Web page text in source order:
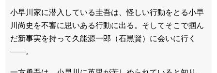
小早川家に潜入している圭吾は、怪しい行動をとる小早
川尚史を不審に思いある行動に出る。そしてそこで掴ん
だ新事実を持って久能源一郎（石黒賢）に会いに行く
――。